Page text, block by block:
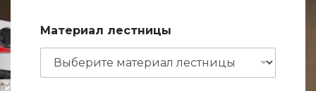
И
м
и
Материал лестницы